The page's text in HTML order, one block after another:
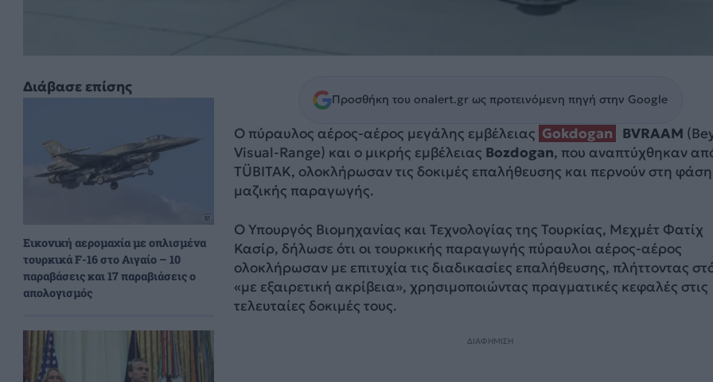
Διάβασε επίσης
Εικονική αερομαχία με οπλισμένα
τουρκικά F-16 στο Αιγαίο – 10
παραβάσεις και 17 παραβιάσεις ο
απολογισμός
Προσθήκη του onalert.gr ως προτεινόμενη πηγή στην Google
O πύραυλος αέρος-αέρος μεγάλης εμβέλειας Gokdogan BVRAAM
Visual-Range) και ο μικρής εμβέλειας Bozdogan, που αναπτύχθηκαν
TÜBITAK, ολοκλήρωσαν τις δοκιμές επαλήθευσης και περνούν στη
μαζικής παραγωγής.
Ο Υπουργός Βιομηχανίας και Τεχνολογίας της Τουρκίας, Μεχμέτ Φατίχ
Κασίρ, δήλωσε ότι οι τουρκικής παραγωγής πύραυλοι αέρος-αέρος
ολοκλήρωσαν με επιτυχία τις διαδικασίες επαλήθευσης, πλήττοντας
«με εξαιρετική ακρίβεια», χρησιμοποιώντας πραγματικές κεφαλές στις
τελευταίες δοκιμές τους.
ΔΙΑΦΗΜΙΣΗ